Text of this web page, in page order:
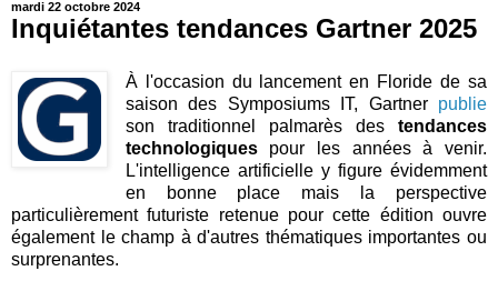
mardi 22 octobre 2024
Inquiétantes tendances Gartner 2025
À l'occasion du lancement en Floride de sa
saison des Symposiums IT, Gartner publie
son traditionnel palmarès des tendances
technologiquespour les années à venir.
L'intelligence artificielle y figure évidemment
en bonne place mais la perspective
particulièrement futuriste retenue pour cette édition ouvre
également le champ à d'autres thématiques importantes ou
surprenantes.